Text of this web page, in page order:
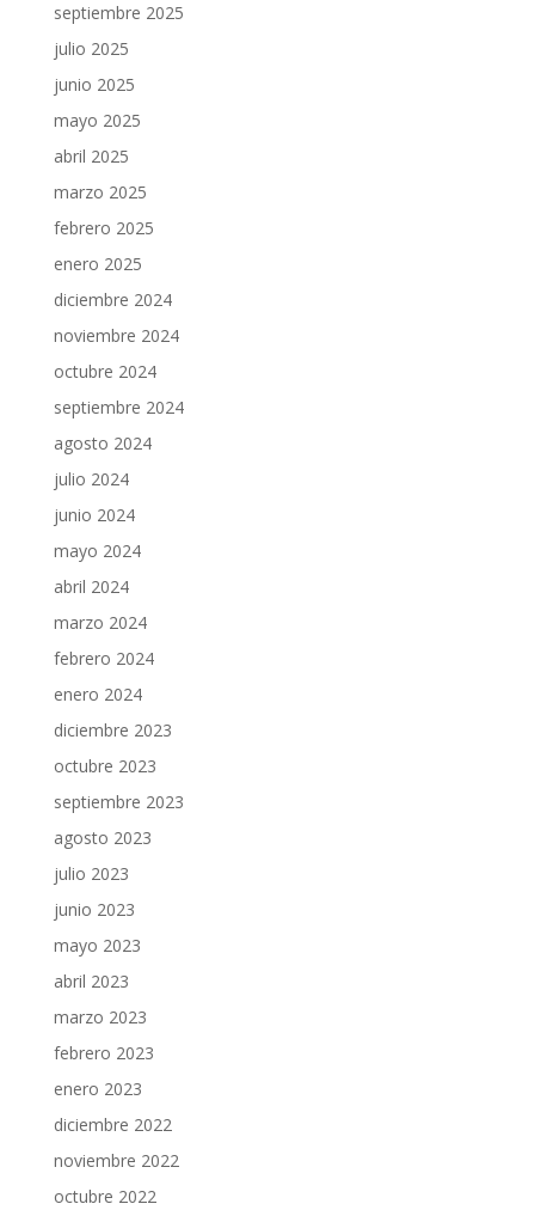
septiembre 2025
julio 2025
junio 2025
mayo 2025
abril 2025
marzo 2025
febrero 2025
enero 2025
diciembre 2024
noviembre 2024
octubre 2024
septiembre 2024
agosto 2024
julio 2024
junio 2024
mayo 2024
abril 2024
marzo 2024
febrero 2024
enero 2024
diciembre 2023
octubre 2023
septiembre 2023
agosto 2023
julio 2023
junio 2023
mayo 2023
abril 2023
marzo 2023
febrero 2023
enero 2023
diciembre 2022
noviembre 2022
octubre 2022